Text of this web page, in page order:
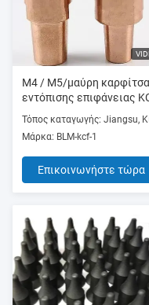
M4 / M5/μαύρη καρφίτσα
εντόπισης επιφάνειας
M6/M8 για τη
καρυδιών/τη συγκόλληση
αντίστασης
Μάρκα: BLM-kcf-1
Επικοινωνήστε τώρα